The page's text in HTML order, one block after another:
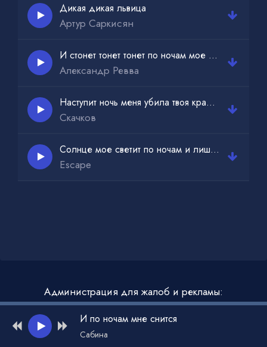
Громкий гул пронесётся за детворой
А потом уже ночь примет свой черёд
Блеск звезды вдалеке ослепит глаза
И когда сонный город опять уснёт
Дикая дикая львица
Артур Саркисян
И стонет тонет тонет по ночам мое сердце
Александр Ревва
Наступит ночь меня убила твоя красота
Скачков
Солнце мое светит по ночам и лишь только ее
Escape
Администрация для жалоб и рекламы:
admin@muzdark.net
И по ночам мне снится
Сабина